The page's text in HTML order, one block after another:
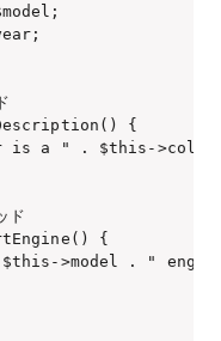
{
is a " . $this-
ド
{
>model . "